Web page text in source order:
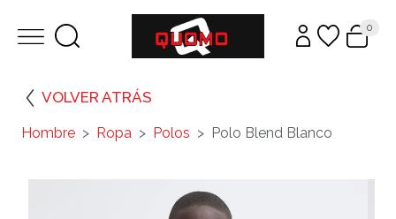
0
VOLVER ATRÁS
Hombre Ropa Polos Polo Blend Blanco